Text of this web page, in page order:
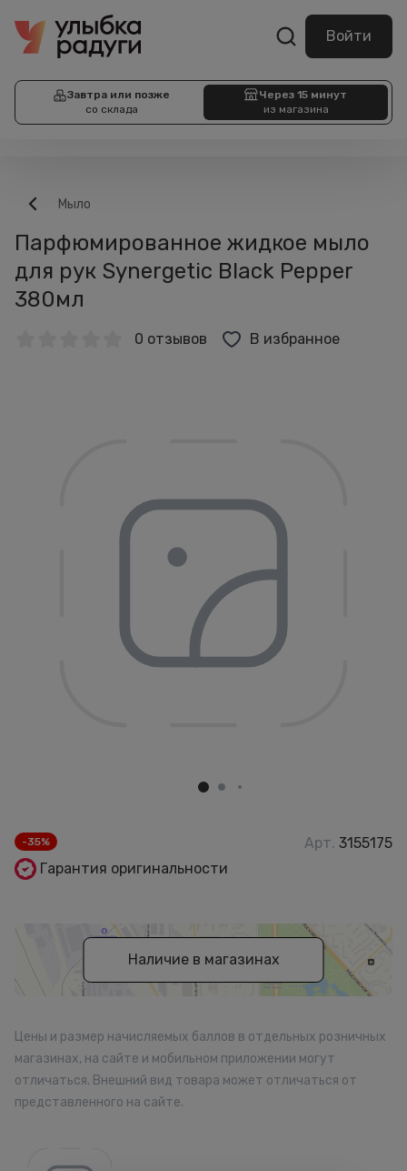
Войти
Завтра или позже
со склада
Через 15 минут
из магазина
Мыло
Парфюмированное жидкое мыло
для рук Synergetic Black Pepper
380мл
0 отзывов В избранное
-35% Арт. 3155175
Гарантия оригинальности
Наличие в магазинах
Цены и размер начисляемых баллов в отдельных розничных
магазинах, на сайте и мобильном приложении могут
отличаться. Внешний вид товара может отличаться от
представленного на сайте.